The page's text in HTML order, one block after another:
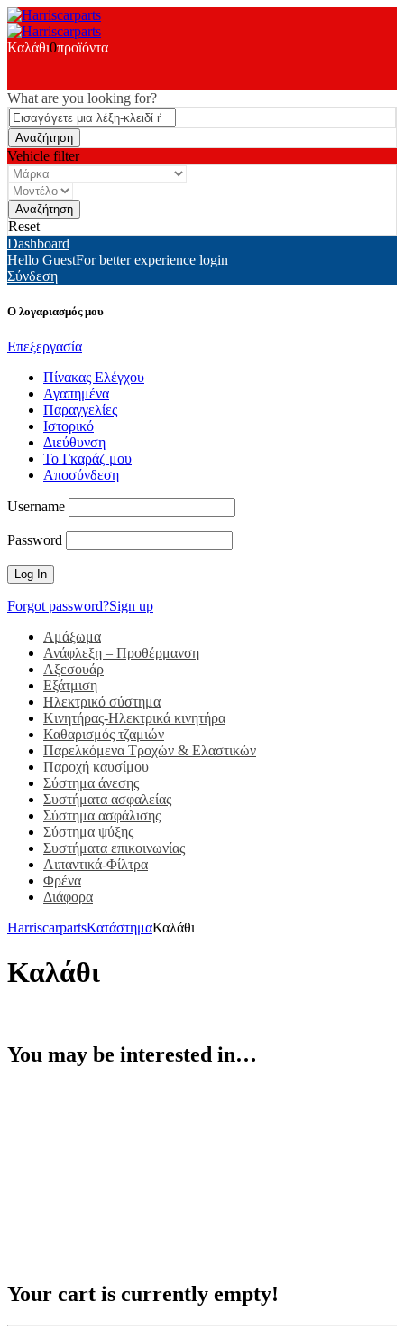
Καλάθι0προϊόντα
What are you looking for?
Vehicle filter
Reset
Dashboard
Hello GuestFor better experience login
Σύνδεση
Ο λογαριασμός μου
Επεξεργασία
Πίνακας Ελέγχου
Αγαπημένα
Παραγγελίες
Ιστορικό
Διεύθυνση
Το Γκαράζ μου
Αποσύνδεση
Username
Password
Forgot password?Sign up
Αμάξωμα
Ανάφλεξη – Προθέρμανση
Αξεσουάρ
Εξάτμιση
Ηλεκτρικό σύστημα
Κινητήρας-Ηλεκτρικά κινητήρα
Καθαρισμός τζαμιών
Παρελκόμενα Τροχών & Ελαστικών
Παροχή καυσίμου
Σύστημα άνεσης
Συστήματα ασφαλείας
Σύστημα ασφάλισης
Σύστημα ψύξης
Συστήματα επικοινωνίας
Λιπαντικά-Φίλτρα
Φρένα
Διάφορα
HarriscarpartsΚατάστημαΚαλάθι
Καλάθι
You may be interested in…
Your cart is currently empty!